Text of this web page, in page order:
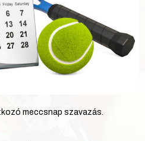
meccsnap szavazás.